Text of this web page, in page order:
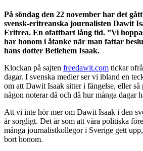
På söndag den 22 november har det
svensk-eritreanska journalisten Dawit
Eritrea. En ofattbart lång tid. ”Vi
har honom i åtanke när man fattar
hans dotter Betlehem Isaak.
Klockan på sajten freedawit.com tickar
dagar. I svenska medier ser vi ibland en
om att Dawit Isaak sitter i fängelse, eller
någon noterar då och då hur många dagar
Att vi inte hör mer om Dawit Isaak i den
är sorgligt. Det är som att våra politiska
många journalistkollegor i Sverige gett
bort honom.